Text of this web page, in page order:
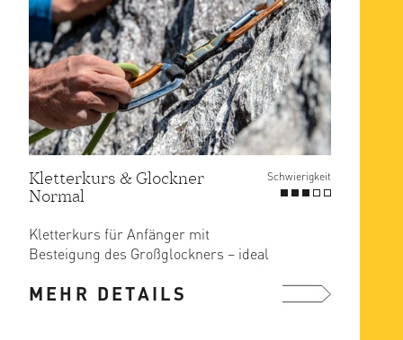
Kletterkurs & Glockner
Normal
Schwierigkeit
Kletterkurs für Anfänger mit
Besteigung des Großglockners – ideal
MEHR DETAILS